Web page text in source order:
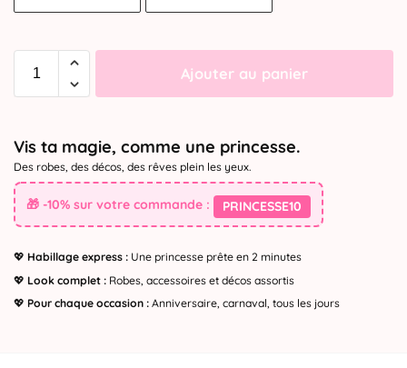
Ajouter au panier
Vis ta magie, comme une princesse.
Des robes, des décos, des rêves plein les yeux.
🎁 -10% sur votre commande : PRINCESSE10
💖 Habillage express : Une princesse prête en 2 minutes
💖 Look complet : Robes, accessoires et décos assortis
💖 Pour chaque occasion : Anniversaire, carnaval, tous les jours